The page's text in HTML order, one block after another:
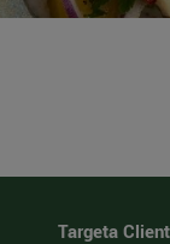
Targeta Client